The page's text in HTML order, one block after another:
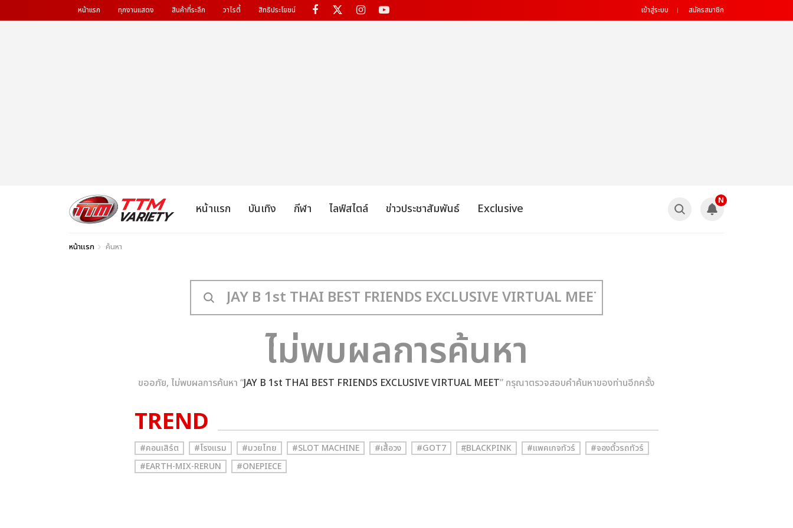
หน้าแรก ทุกงานแสดง สินค้าที่ระลึก วาไรตี้ สิทธิประโยชน์ เข้าสู่ระบบ สมัครสมาชิก
หน้าแรก บันเทิง กีฬา ไลฟ์สไตล์ ข่าวประชาสัมพันธ์ Exclusive
N
หน้าแรก ค้นหา
ไม่พบผลการค้นหา
ขออภัย, ไม่พบผลการค้นหา “JAY B 1st THAI BEST FRIENDS EXCLUSIVE VIRTUAL MEET” กรุณาตรวจสอบคำค้นหาของท่านอีกครั้ง
TREND
#คอนเสิร์ต #โรงแรม #มวยไทย #SLOT MACHINE #เสื้อวง #GOT7 #ฺBLACKPINK #แพคเกจทัวร์
#จองตั๋วรถทัวร์
#EARTH-MIX-RERUN
#ONEPIECE